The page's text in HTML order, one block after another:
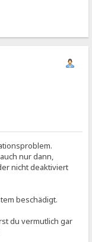
nur dann,
nicht deaktiviert
beschädigt.
du vermutlich gar